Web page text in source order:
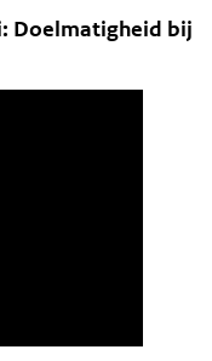
Doelmatigheid bij